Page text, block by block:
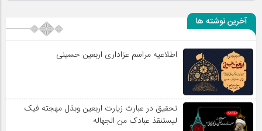
آخرین نوشته ها
اطلاعیه مراسم عزاداری اربعین حسینی
تحقیق در عبارت زیارت اربعین وبذل مهجته فیک
لیستنقذ عبادک من الجهاله